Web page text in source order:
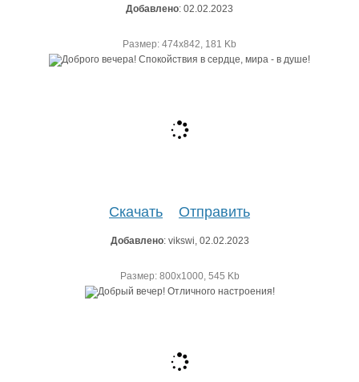
Добавлено: 02.02.2023
Размер: 474х842, 181 Kb
Скачать Отправить
Добавлено: vikswi, 02.02.2023
Размер: 800х1000, 545 Kb